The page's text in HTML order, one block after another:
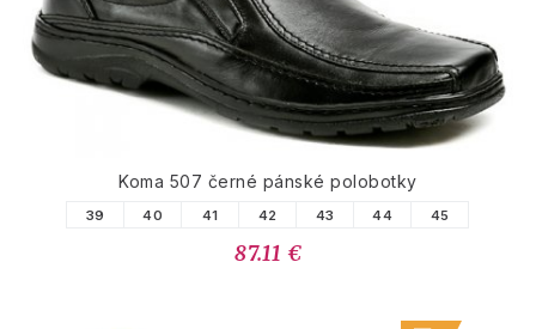
Koma 507 černé pánské polobotky
39 40 41 42 43 44 45
87.11 €